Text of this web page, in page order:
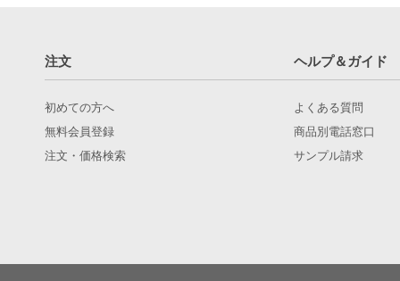
注文 ヘルプ＆ガイド
初めての方へ
無料会員登録
注文・価格検索
よくある質問
商品別電話窓口
サンプル請求